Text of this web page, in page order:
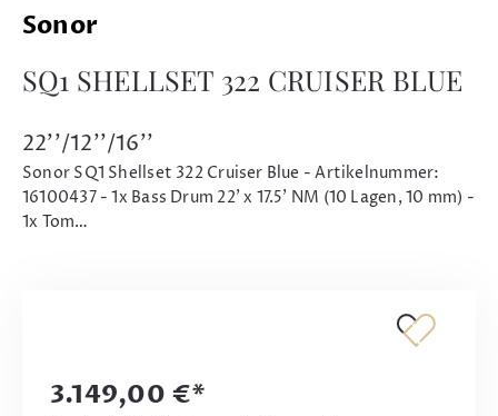
Sonor
SQ1 SHELLSET 322 CRUISER BLUE
22''/12''/16''
Sonor SQ1 Shellset 322 Cruiser Blue - Artikelnummer:
16100437 - 1x Bass Drum 22' x 17.5' NM (10 Lagen, 10 mm) -
1x Tom…
3.149,00 €*